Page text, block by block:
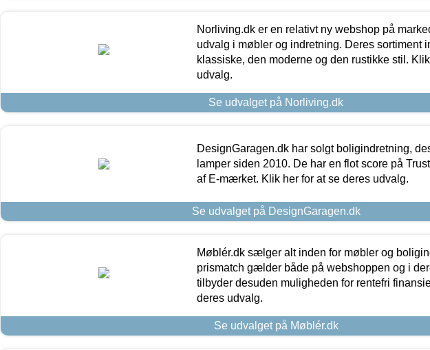
Norliving.dk er en relativt ny webshop på
udvalg i møbler og indretning. Deres sortiment
klassiske, den moderne og den rustikke stil.
udvalg.
Se udvalget på Norliving.dk
DesignGaragen.dk har solgt boligindretning,
lamper siden 2010. De har en flot score på
af E-mærket. Klik her for at se deres udvalg.
Se udvalget på DesignGaragen.dk
Møblér.dk sælger alt inden for møbler og
prismatch gælder både på webshoppen og i
tilbyder desuden muligheden for rentefri
deres udvalg.
Se udvalget på Møblér.dk